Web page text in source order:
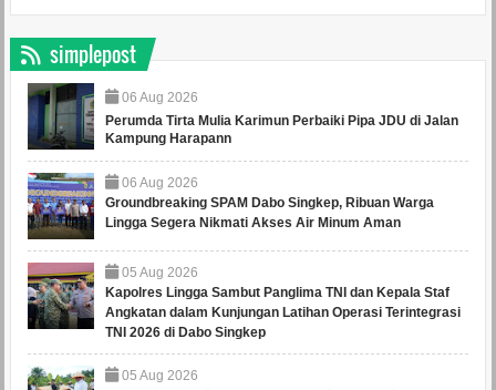
simplepost
06 Aug 2026
Perumda Tirta Mulia Karimun Perbaiki Pipa JDU di Jalan
Kampung Harapann
06 Aug 2026
Groundbreaking SPAM Dabo Singkep, Ribuan Warga
Lingga Segera Nikmati Akses Air Minum Aman
05 Aug 2026
Kapolres Lingga Sambut Panglima TNI dan Kepala Staf
Angkatan dalam Kunjungan Latihan Operasi Terintegrasi
TNI 2026 di Dabo Singkep
05 Aug 2026